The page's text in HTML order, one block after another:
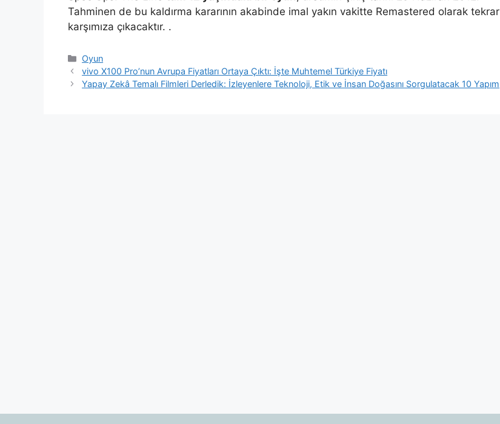
Tahminen de bu kaldırma kararının akabinde imal yakın vakitte Remastered olarak tekrar
karşımıza çıkacaktır. .
Kategoriler
Oyun
vivo X100 Pro’nun Avrupa Fiyatları Ortaya Çıktı: İşte Muhtemel Türkiye Fiyatı
Yapay Zekâ Temalı Filmleri Derledik: İzleyenlere Teknoloji, Etik ve İnsan Doğasını Sorgulatacak 10 Yapım